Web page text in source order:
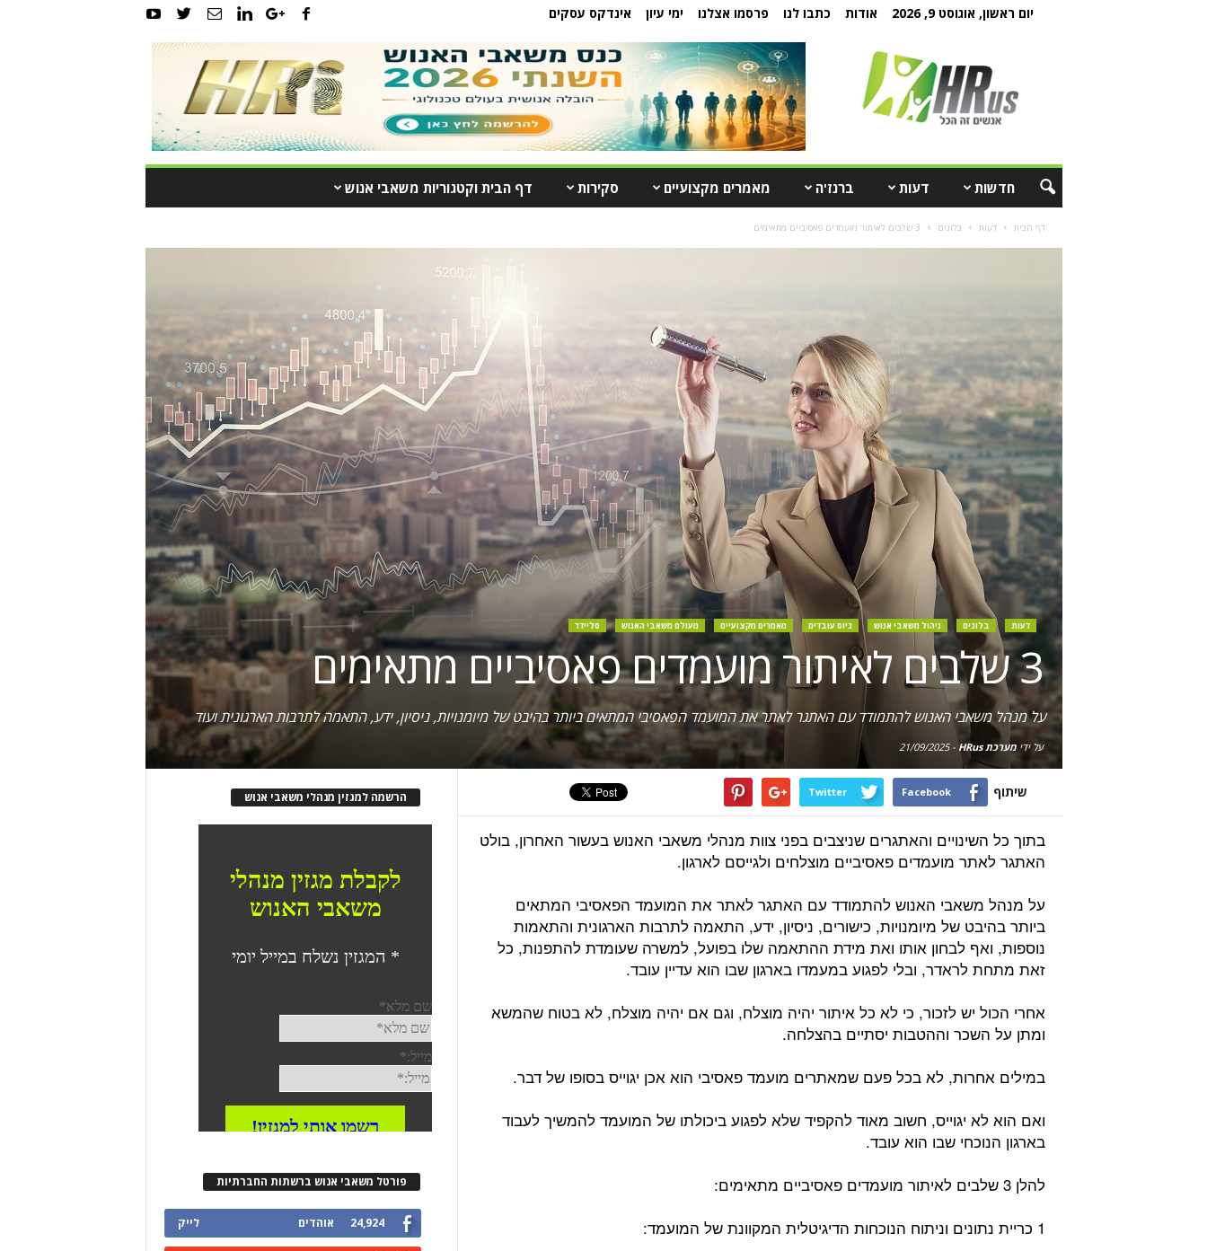
יום ראשון, אוגוסט 9, 2026 אודות כתבו לנו פרסמו אצלנו ימי עיון אינדקס עסקים
חדשות דעות ברנז'ה מאמרים מקצועיים סקירות דף הבית וקטגוריות משאבי אנוש
דף הבית דעות בלוגים 3 שלבים לאיתור מועמדים פאסיביים מתאימים
דעות בלוגים ניהול משאבי אנוש גיוס עובדים מאמרים מקצועיים מעולם משאבי האנוש סליידר
3 שלבים לאיתור מועמדים פאסיביים מתאימים
על מנהל משאבי האנוש להתמודד עם האתגר לאתר את המועמד הפאסיבי המתאים ביותר בהיבט של מיומנויות, ניסיון, ידע, התאמה לתרבות הארגונית ועוד
על ידימערכת HRus -
21/09/2025
שיתוף Facebook
Twitter
בתוך כל השינויים והאתגרים שניצבים בפני צוות מנהלי משאבי האנוש בעשור האחרון, בולט
האתגר לאתר מועמדים פאסיביים מוצלחים ולגייסם לארגון.
על מנהל משאבי האנוש להתמודד עם האתגר לאתר את המועמד הפאסיבי המתאים
ביותר בהיבט של מיומנויות, כישורים, ניסיון, ידע, התאמה לתרבות הארגונית והתאמות
נוספות, ואף לבחון אותו ואת מידת ההתאמה שלו בפועל, למשרה שעומדת להתפנות, כל
זאת מתחת לראדר, ובלי לפגוע במעמדו בארגון שבו הוא עדיין עובד.
אחרי הכול יש לזכור, כי לא כל איתור יהיה מוצלח, וגם אם יהיה מוצלח, לא בטוח שהמשא
ומתן על השכר וההטבות יסתיים בהצלחה.
במילים אחרות, לא בכל פעם שמאתרים מועמד פאסיבי הוא אכן יגוייס בסופו של דבר.
ואם הוא לא יגוייס, חשוב מאוד להקפיד שלא לפגוע ביכולתו של המועמד להמשיך לעבוד
בארגון הנוכחי שבו הוא עובד.
להלן 3 שלבים לאיתור מועמדים פאסיביים מתאימים:
1 כריית נתונים וניתוח הנוכחות הדיגיטלית המקוונת של המועמד:
הרשמה למגזין מנהלי משאבי אנוש
פורטל משאבי אנוש ברשתות החברתיות
24,924 אוהדים לייק